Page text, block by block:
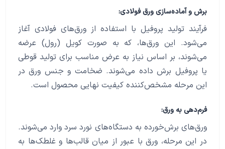
برش و آماده‌سازی ورق فولادی:
فرآیند تولید پروفیل با استفاده از ورق‌های فولادی آغاز
می‌شود. این ورق‌ها، که به صورت کویل (رول) عرضه
می‌شوند، بر اساس نیاز به عرض مناسب برای تولید قوطی
یا پروفیل برش داده می‌شوند. ضخامت و جنس ورق در
این مرحله مشخص‌کننده کیفیت نهایی محصول است.
فرم‌دهی به ورق:
ورق‌های برش‌خورده به دستگاه‌های نورد سرد وارد می‌شوند.
در این مرحله، ورق با عبور از میان قالب‌ها و غلطک‌ها به